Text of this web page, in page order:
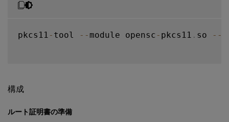
pkcs11 - tool -- module opensc - pkcs11 . so --
構成
ルート証明書の準備